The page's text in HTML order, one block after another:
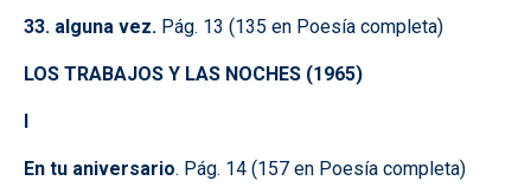
33. alguna vez. Pág. 13 (135 en Poesía completa)
LOS TRABAJOS Y LAS NOCHES (1965)
En tu aniversario. Pág. 14 (157 en Poesía completa)